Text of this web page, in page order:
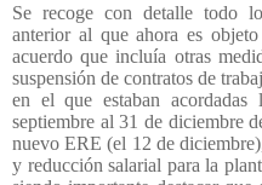
Se recoge con detalle todo
anterior al que ahora es
acuerdo que incluía otras
suspensión de contratos de
en el que estaban
septiembre al 31 de diciembre
nuevo ERE (el 12 de
y reducción salarial para la